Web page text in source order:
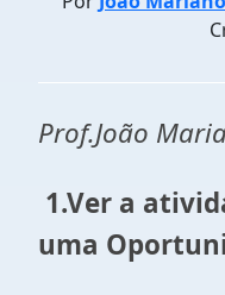
Prof.João
1.Ver a
uma